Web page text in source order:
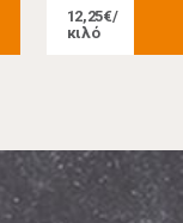
12,25€/
κιλό